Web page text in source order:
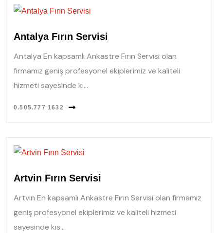
Antalya Fırın Servisi
Antalya En kapsamlı Ankastre Fırın Servisi olan
firmamız geniş profesyonel ekiplerimiz ve kaliteli
hizmeti sayesinde kı...
0.505.777 1632
Artvin Fırın Servisi
Artvin En kapsamlı Ankastre Fırın Servisi olan firmamız
geniş profesyonel ekiplerimiz ve kaliteli hizmeti
sayesinde kıs...